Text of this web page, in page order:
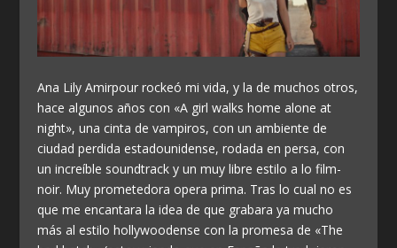
Ana Lily Amirpour rockeó mi vida, y la de muchos otros,
hace algunos años con «A girl walks home alone at
night», una cinta de vampiros, con un ambiente de
ciudad perdida estadounidense, rodada en persa, con
un increíble soundtrack y un muy libre estilo a lo film-
noir. Muy prometedora opera prima. Tras lo cual no es
que me encantara la idea de que grabara ya mucho
más al estilo hollywoodense con la promesa de «The